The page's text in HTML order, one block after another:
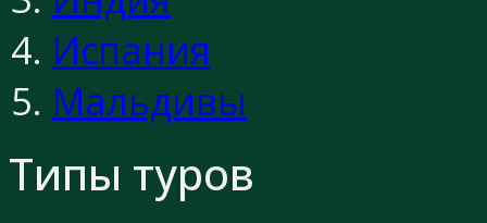
Испания
Мальдивы
Типы туров